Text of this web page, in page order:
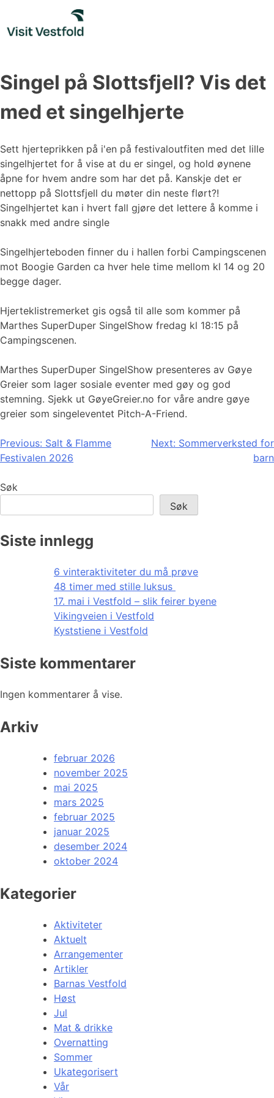
content
Singel på Slottsfjell? Vis det
med et singelhjerte
Sett hjerteprikken på i'en på festivaloutfiten med det lille
singelhjertet for å vise at du er singel, og hold øynene
åpne for hvem andre som har det på. Kanskje det er
nettopp på Slottsfjell du møter din neste flørt?!
Singelhjertet kan i hvert fall gjøre det lettere å komme i
snakk med andre single
Singelhjerteboden finner du i hallen forbi Campingscenen
mot Boogie Garden ca hver hele time mellom kl 14 og 20
begge dager.
Hjerteklistremerket gis også til alle som kommer på
Marthes SuperDuper SingelShow fredag kl 18:15 på
Campingscenen.
Marthes SuperDuper SingelShow presenteres av Gøye
Greier som lager sosiale eventer med gøy og god
stemning. Sjekk ut GøyeGreier.no for våre andre gøye
greier som singeleventet Pitch-A-Friend.
Innleggsnavigasjon
Previous: Salt & Flamme
Festivalen 2026
Next: Sommerverksted for
barn
Søk
Søk
Siste innlegg
6 vinteraktiviteter du må prøve
48 timer med stille luksus
17. mai i Vestfold – slik feirer byene
Vikingveien i Vestfold
Kyststiene i Vestfold
Siste kommentarer
Ingen kommentarer å vise.
Arkiv
februar 2026
november 2025
mai 2025
mars 2025
februar 2025
januar 2025
desember 2024
oktober 2024
Kategorier
Aktiviteter
Aktuelt
Arrangementer
Artikler
Barnas Vestfold
Høst
Jul
Mat & drikke
Overnatting
Sommer
Ukategorisert
Vår